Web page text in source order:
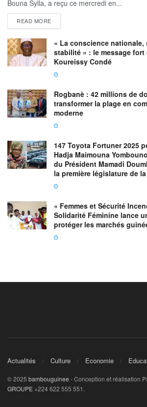
Bouna Sylla, a reçu ce mercredi en...
READ MORE
« La conscience nationale,
stabilité » : le message fort
Koureissy Condé
Rogbanè : 42 millions de
transformer la plage en
moderne
147 Toyota Fortuner 2025
Hadja Maimouna
du Président Mamadi
la première législature de
« Femmes et Sécurité
Solidarité Féminine lance
protéger les marchés
Actualités Culture Economie
© 2025 bambouguinee - Conception et réalisation
GROUPE +224 622 555 551.